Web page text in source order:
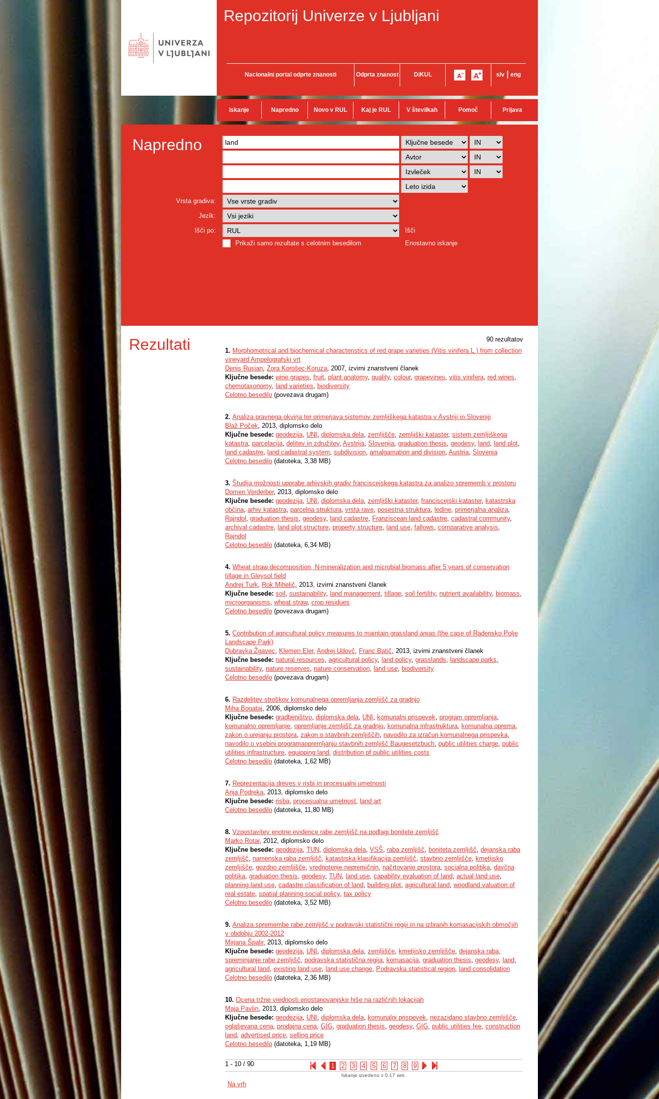
Repozitorij Univerze v Ljubljani
Nacionalni portal odprte znanosti Odprta znanost DiKUL slv eng
Iskanje Napredno Novo v RUL Kaj je RUL V številkah Pomoč Prijava
Napredno
Vrsta gradiva:
Jezik:
Išči po:
Išči
Prikaži samo rezultate s celotnim besedilom
Enostavno iskanje
Rezultati 90 rezultatov
1 - 10 / 90 1 2 3 4 5 6 7 8 9
1. Morphometrical and biochemical characteristics of red grape varieties (Vitis vinifera L.) from collection
vineyard Ampelografski vrt
Denis Rusjan, Zora Korošec-Koruza, 2007, izvirni znanstveni članek
Ključne besede: wine grapes, fruit, plant anatomy, quality, colour, grapevines, vitis vinifera, red wines,
chemotaxonomy, land varieties, biodiversity
Celotno besedilo (povezava drugam)
2. Analiza pravnega okvirja ter primerjava sistemov zemljiškega katastra v Avstriji in Sloveniji
Blaž Poček, 2013, diplomsko delo
Ključne besede: geodezija, UNI , diplomska dela, zemljišče, zemljiški kataster, sistem zemljiškega
katastra, parcelacija, delitev in združitev, Avstrija, Slovenija, graduation thesis, geodesy, land, land plot,
land cadastre, land cadastral system, subdivision, amalgamation and division, Austria, Slovenia
Celotno besedilo (datoteka, 3,38 MB)
3. Študija možnosti uporabe arhivskih gradiv franciscejskega katastra za analizo sprememb v prostoru
Domen Verderber, 2013, diplomsko delo
Ključne besede: geodezija, UNI , diplomska dela, zemljiški kataster, franciscejski kataster, katastrska
občina, arhiv katastra, parcelna struktura, vrsta rave, posestna struktura, ledine, primerjalna analiza,
Rajndol , graduation thesis, geodesy, land cadastre, Franziscean land cadastre, cadastral community,
archival cadastre, land plot structure, property structure, land use, fallows, comparative analysis,
Rajndol
Celotno besedilo (datoteka, 6,34 MB)
4. Wheat straw decomposition, N-mineralization and microbial biomass after 5 years of conservation
tillage in Gleysol field
Andrej Turk, Rok Mihelič, 2013, izvirni znanstveni članek
Ključne besede: soil , sustainability, land management, tillage, soil fertility, nutrient availability, biomass,
microorganisms, wheat straw, crop residues
Celotno besedilo (povezava drugam)
5. Contribution of agricultural policy measures to maintain grassland areas (the case of Radensko Polje
Landscape Park)
Dubravka Žgavec, Klemen Eler, Andrej Udovč, Franc Batič, 2013, izvirni znanstveni članek
Ključne besede: natural resources, agricultural policy, land policy, grasslands, landscape parks,
sustainability, nature reserves, nature conservation, land use, biodiversity
Celotno besedilo (povezava drugam)
6. Razdelitev stroškov komunalnega opremljanja zemljišč za gradnjo
Miha Bogataj, 2006, diplomsko delo
Ključne besede: gradbeništvo, diplomska dela, UNI , komunalni prispevek, program opremljanja,
komunalno opremljanje, opremljanje zemljišč za gradnjo, komunalna infrastruktura, komunalna oprema,
zakon o urejanju prostora, zakon o stavbnih zemljiščih, navodilo za izračun komunalnega prispevka,
navodilo o vsebini programaopremljanju stavbnih zemljišč Baugesetzbuch, public utilities charge, public
utilities infrastructure, equipping land, distribution pf public utilities costs
Celotno besedilo (datoteka, 1,62 MB)
7. Reprezentacija dreves v risbi in procesualni umetnosti
Anja Podreka, 2013, diplomsko delo
Ključne besede: risba, procesualna umetnost, land art
Celotno besedilo (datoteka, 11,80 MB)
8. Vzpostavitev enotne evidence rabe zemljišč na podlagi bonitete zemljišč
Marko Rotar, 2012, diplomsko delo
Ključne besede: geodezija, TUN, diplomska dela, VSŠ, raba zemljišč, boniteta zemljišč, dejanska raba
zemljišč, namenska raba zemljišč, katastrska klasifikacija zemljišč, stavbno zemljišče, kmetijsko
zemljišče, gozdno zemljišče, vrednotenje nepremičnin, načrtovanje prostora, socialna politika, davčna
politika, graduation thesis, geodesy, TUN, land use, capability evaluation of land, actual land use,
planning land use, cadastre classification of land, building plot, agricultural land, woodland valuation of
real estate, spatial planning social policy, tax policy
Celotno besedilo (datoteka, 3,52 MB)
9. Analiza spremembe rabe zemljišč v podravski statistični regiji in na izbranih komasacijskih območjih
v obdobju 2002-2012
Mirjana Špalir, 2013, diplomsko delo
Ključne besede: geodezija, UNI , diplomska dela, zemljišče, kmetijsko zemljišče, dejanska raba,
spreminjanje rabe zemljišč, podravska statistična regija, komasacija, graduation thesis, geodesy, land,
agricultural land, existing land use, land use change, Podravska statistical region, land consolidation
Celotno besedilo (datoteka, 2,36 MB)
10. Ocena tržne vrednosti enostanovanjske hiše na različnih lokacijah
Maja Pavlin, 2013, diplomsko delo
Ključne besede: geodezija, UNI , diplomska dela, komunalni prispevek, nezazidano stavbno zemljišče,
oglaševana cena, prodajna cena, GIG, graduation thesis, geodesy, GIG, public utilities fee, construction
land, advertised price, selling price
Celotno besedilo (datoteka, 1,19 MB)
Iskanje izvedeno v 0.17 sek.
Na vrh